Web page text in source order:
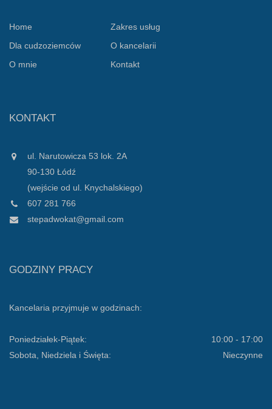
Home
Zakres usług
Dla cudzoziemców
O kancelarii
O mnie
Kontakt
KONTAKT
ul. Narutowicza 53 lok. 2A
90-130 Łódź
(wejście od ul. Knychalskiego)
607 281 766
stepadwokat@gmail.com
GODZINY PRACY
Kancelaria przyjmuje w godzinach:
Poniedziałek-Piątek:
10:00 - 17:00
Sobota, Niedziela i Święta:
Nieczynne